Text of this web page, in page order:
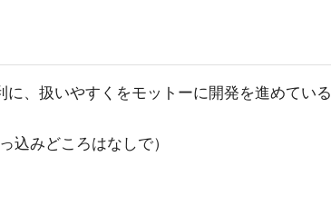
、扱いやすくをモットーに開発を進めている
込みどころはなしで）